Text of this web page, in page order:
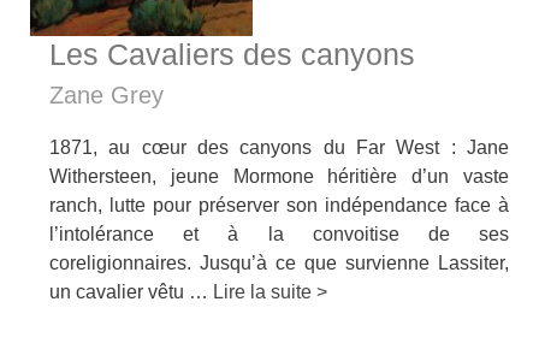
Les Cavaliers des canyons
Zane Grey
1871, au cœur des canyons du Far West : Jane
Withersteen, jeune Mormone héritière d’un vaste
ranch, lutte pour préserver son indépendance face à
l’intolérance et à la convoitise de ses
coreligionnaires. Jusqu’à ce que survienne Lassiter,
un cavalier vêtu … Lire la suite >